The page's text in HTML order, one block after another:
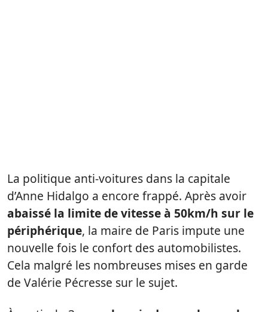
La politique anti-voitures dans la capitale
d’Anne Hidalgo a encore frappé. Après avoir
abaissé la limite de vitesse à 50km/h sur le
périphérique, la maire de Paris impute une
nouvelle fois le confort des automobilistes.
Cela malgré les nombreuses mises en garde
de Valérie Pécresse sur le sujet.